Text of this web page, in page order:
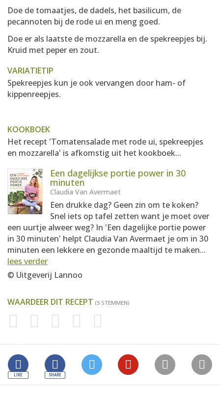
Doe de tomaatjes, de dadels, het basilicum, de
pecannoten bij de rode ui en meng goed.
Doe er als laatste de mozzarella en de spekreepjes bij.
Kruid met peper en zout.
VARIATIETIP
Spekreepjes kun je ook vervangen door ham- of
kippenreepjes.
KOOKBOEK
Het recept 'Tomatensalade met rode ui, spekreepjes
en mozzarella' is afkomstig uit het kookboek...
Een dagelijkse portie power in 30
minuten
Claudia Van Avermaet
Een drukke dag? Geen zin om te koken?
Snel iets op tafel zetten want je moet over
een uurtje alweer weg? In 'Een dagelijke portie power
in 30 minuten' helpt Claudia Van Avermaet je om in 30
minuten een lekkere en gezonde maaltijd te maken...
lees verder
© Uitgeverij Lannoo
WAARDEER DIT RECEPT (5 STEMMEN)